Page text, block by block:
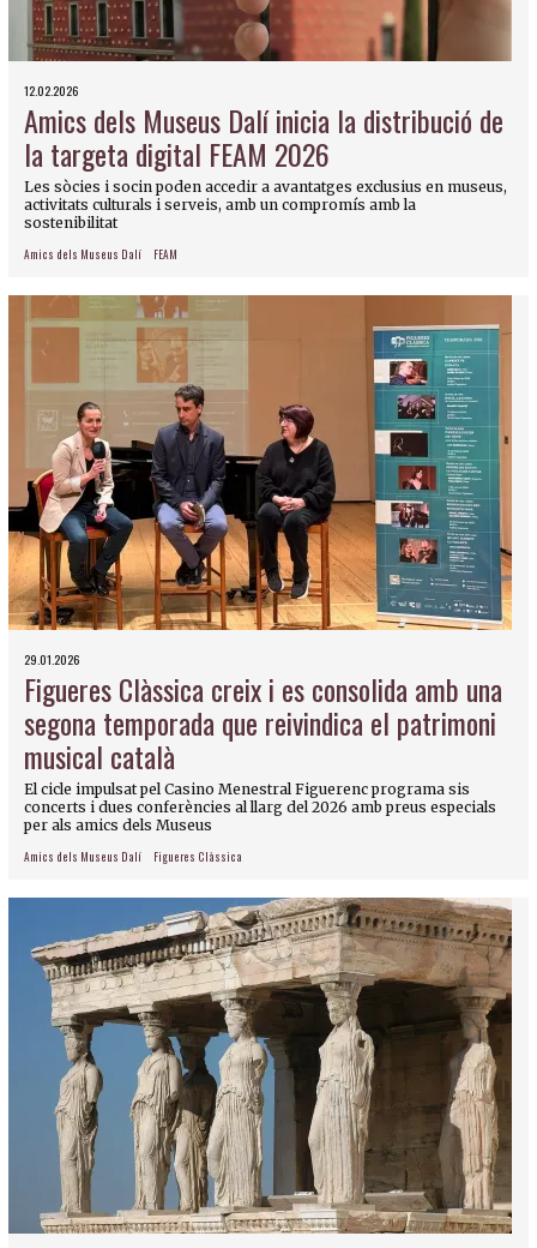
12.02.2026
Amics dels Museus Dalí inicia la distribució de
la targeta digital FEAM 2026
Les sòcies i socin poden accedir a avantatges exclusius en museus,
activitats culturals i serveis, amb un compromís amb la
sostenibilitat
Amics dels Museus Dalí FEAM
29.01.2026
Figueres Clàssica creix i es consolida amb una
segona temporada que reivindica el patrimoni
musical català
El cicle impulsat pel Casino Menestral Figuerenc programa sis
concerts i dues conferències al llarg del 2026 amb preus especials
per als amics dels Museus
Amics dels Museus Dalí Figueres Clàssica